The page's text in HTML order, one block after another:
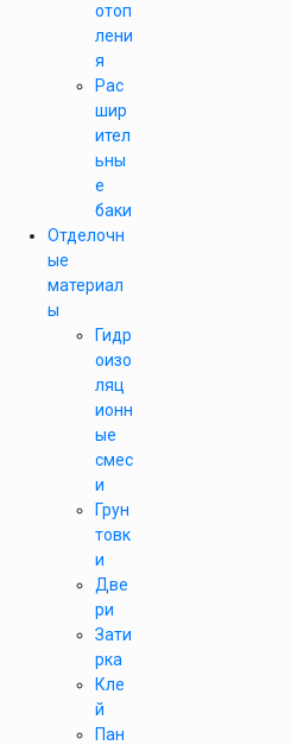
отоп
лени
я
Рас
шир
ител
ьны
е
баки
Отделочн
ые
материал
ы
Гидр
оизо
ляц
ионн
ые
смес
и
Грун
товк
и
Две
ри
Зати
рка
Кле
й
Пан